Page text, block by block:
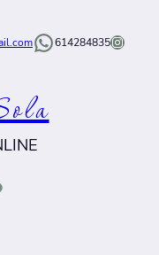
614284835Instagram